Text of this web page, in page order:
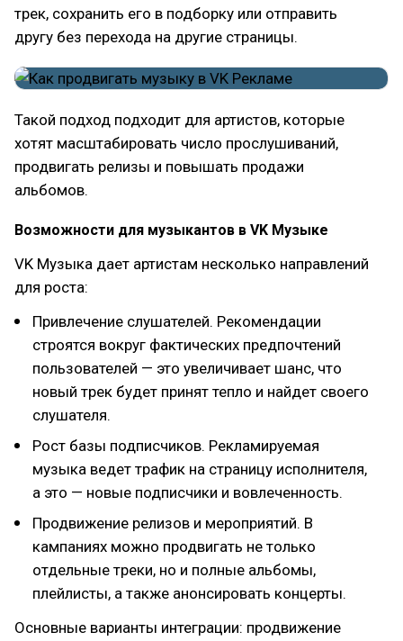
трек, сохранить его в подборку или отправить
другу без перехода на другие страницы.
Такой подход подходит для артистов, которые
хотят масштабировать число прослушиваний,
продвигать релизы и повышать продажи
альбомов.
Возможности для музыкантов в VK Музыке
VK Музыка дает артистам несколько направлений
для роста:
Привлечение слушателей. Рекомендации
строятся вокруг фактических предпочтений
пользователей — это увеличивает шанс, что
новый трек будет принят тепло и найдет своего
слушателя.
Рост базы подписчиков. Рекламируемая
музыка ведет трафик на страницу исполнителя,
а это — новые подписчики и вовлеченность.
Продвижение релизов и мероприятий. В
кампаниях можно продвигать не только
отдельные треки, но и полные альбомы,
плейлисты, а также анонсировать концерты.
Основные варианты интеграции: продвижение